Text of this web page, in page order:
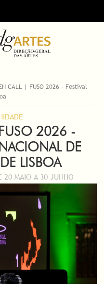
CALL | FUSO 2026 - Festival
2026 -
DE
LISBOA
20 MAIO A 30 JUNHO